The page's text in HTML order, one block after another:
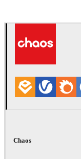
Chaos